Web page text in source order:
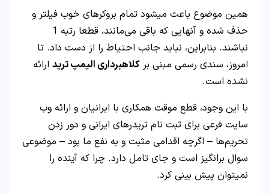
همین موضوع باعث میشود تمام بروکرهای خوب فیلتر و
حذف شده و آنهایی که باقی می‌مانند، قطعا رتبه 1
نباشند. بنابراین، نباید جانب احتیاط را از دست داد. تا
امروز، سندی رسمی مبنی بر کلاهبرداری الیمپ ترید ارائه
نشده است.
با این وجود، قطع موقت همکاری با ایرانیان و ارائه وب
سایت فرعی برای ثبت نام تریدرهای ایرانی و دور زدن
تحریم‌ها – اگرچه اقدامی مثبت و به نفع ما بود – موضوعی
سوال برانگیز است و جای تامل دارد. چرا که آینده را
نمیتوان پیش بینی کرد.